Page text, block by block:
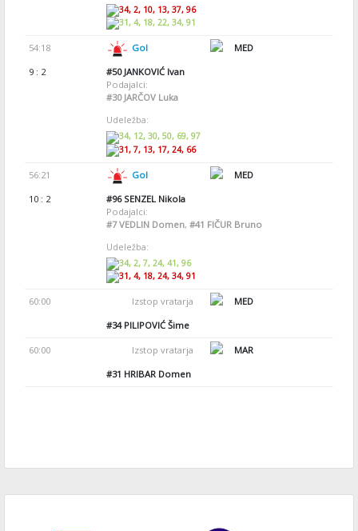
34, 2, 10, 13, 37, 96
31, 4, 18, 22, 34, 91
54:18 Gol
MED
9 : 2
#50JANKOVIĆ Ivan
Podajalci:
#30JARČOV Luka
Udeležba:
34, 12, 30, 50, 69, 97
31, 7, 13, 17, 24, 66
56:21 Gol
MED
10 : 2
#96SENZEL Nikola
Podajalci:
#7VEDLIN Domen, #41 FIČUR Bruno
Udeležba:
34, 2, 7, 24, 41, 96
31, 4, 18, 24, 34, 91
60:00 Izstop vratarja
MED
#34PILIPOVIĆ Šime
60:00 Izstop vratarja
MAR
#31 HRIBAR Domen